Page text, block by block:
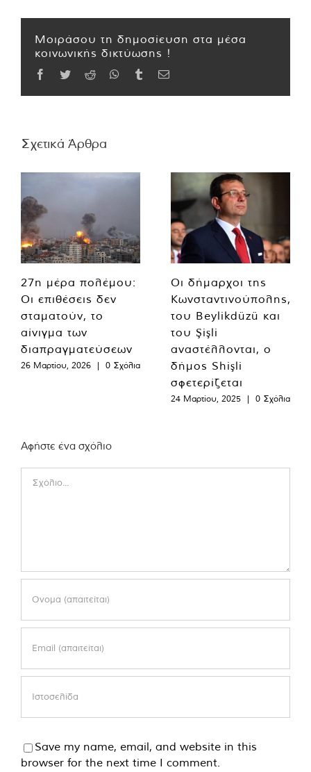
Μοιράσου τη δημοσίευση στα μέσα
κοινωνικής δικτύωσης !
Facebook
TwitterReddit WhatsApp
TumblrEmail
Σχετικά Άρθρα
27η μέρα πολέμου:
Οι επιθέσεις δεν
σταματούν, το
αίνιγμα των
διαπραγματεύσεων
26 Μαρτίου, 2026 | 0 Σχόλια
Οι δήμαρχοι της
Κωνσταντινούπολης,
του Beylikdüzü και
του Şişli
αναστέλλονται, ο
δήμος Shişli
σφετερίζεται
24 Μαρτίου, 2025 | 0 Σχόλια
Αφήστε ένα σχόλιο
Save my name, email, and website in this
browser for the next time I comment.